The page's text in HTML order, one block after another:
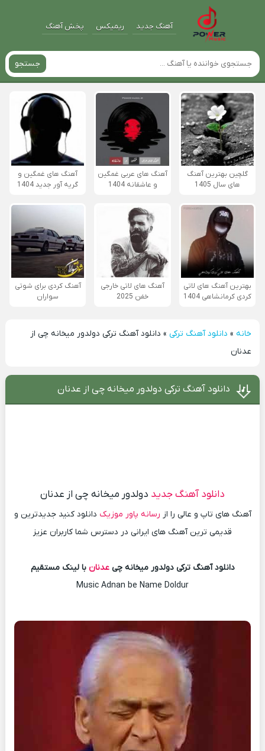
آهنگ جدید ریمیکس پخش آهنگ
جستجو
گلچین بهترین آهنگ
های سال 1405
آهنگ های عربی غمگین
و عاشقانه 1404
آهنگ های غمگین و
گریه آور جدید 1404
بهترین آهنگ های لاتی
کردی کرمانشاهی 1404
آهنگ های لاتی خارجی
خفن 2025
آهنگ کردی برای شوتی
سواران
خانه» دانلود آهنگ ترکی» دانلود آهنگ ترکی دولدور میخانه چی از
عدنان
دانلود آهنگ ترکی دولدور میخانه چی از عدنان
دانلود آهنگ جدید دولدور میخانه چی از عدنان
آهنگ های تاپ و عالی را از رسانه پاور موزیک دانلود کنید جدیدترین و
قدیمی ترین آهنگ های ایرانی در دسترس شما کاربران عزیز
دانلود آهنگ ترکی دولدور میخانه چیعدنان با لینک مستقیم
Music Adnan be Name Doldur